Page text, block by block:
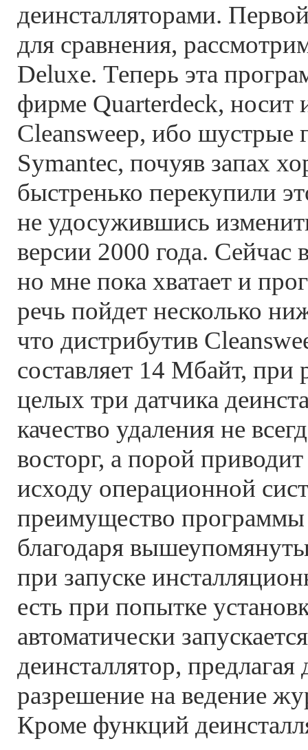
деинсталляторами.
для сравнения,
Deluxe. Теперь эта
фирме Quarterdeck, носит
Cleansweep, ибо шустрые
Symantec, почуяв запах
быстренько перекупили
не удосужившись
версии 2000 года. Сейчас
но мне пока хватает и
речь пойдет несколько
что дистрибутив
составляет 14 Мбайт, при
целых три датчика
качество удаления не
восторг, а порой
исходу операционной
преимущество программы
благодаря
при запуске
есть при попытке
автоматически
деинсталлятор, предлагая
разрешение на ведение
Кроме функций